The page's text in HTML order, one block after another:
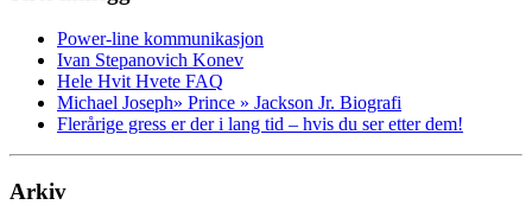
Power-line kommunikasjon
Ivan Stepanovich Konev
Hele Hvit Hvete FAQ
Michael Joseph» Prince » Jackson Jr. Biografi
Flerårige gress er der i lang tid – hvis du ser etter dem!
Arkiv